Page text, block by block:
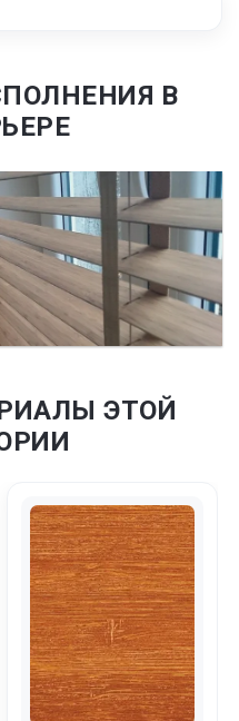
В
ЭТОЙ